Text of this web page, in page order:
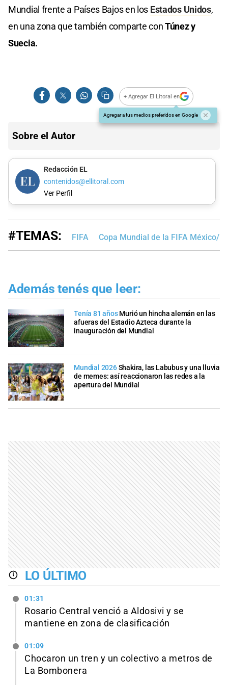
Mundial frente a Países Bajos en los Estados Unidos,
en una zona que también comparte conTúnez y
Suecia.
+ Agregar El Litoral en
Agregar a tus medios preferidos en Google
Sobre el Autor
Redacción EL
contenidos@ellitoral.com
Ver Perfil
#TEMAS: FIFA Copa Mundial de la FIFA México/
Además tenés que leer:
Tenía 81 años Murió un hincha alemán en las
afueras del Estadio Azteca durante la
inauguración del Mundial
Mundial 2026Shakira, las Labubus y una lluvia
de memes: así reaccionaron las redes a la
apertura del Mundial
LO ÚLTIMO
01:31
Rosario Central venció a Aldosivi y se
mantiene en zona de clasificación
01:09
Chocaron un tren y un colectivo a metros de
La Bombonera